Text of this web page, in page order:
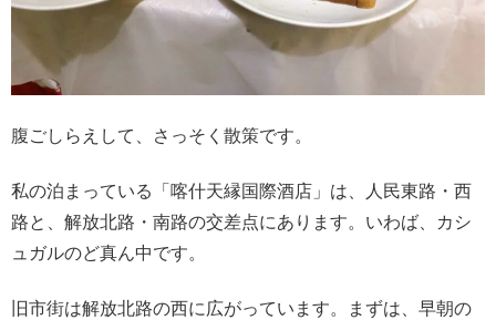
腹ごしらえして、さっそく散策です。
私の泊まっている「喀什天縁国際酒店」は、人民東路・西
路と、解放北路・南路の交差点にあります。いわば、カシ
ュガルのど真ん中です。
旧市街は解放北路の西に広がっています。まずは、早朝の